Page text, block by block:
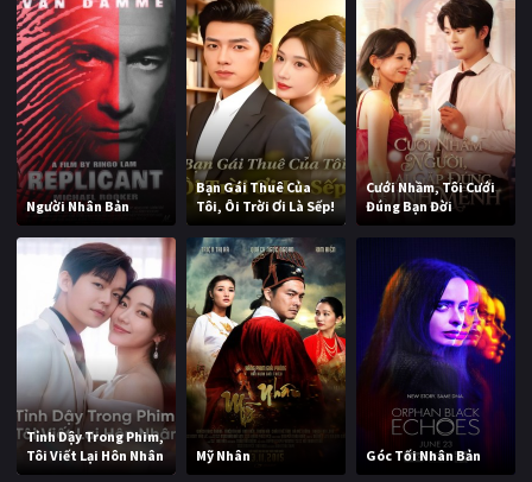
Người Nhân Bản
Bạn Gái Thuê Của
Tôi, Ôi Trời Ơi Là Sếp!
Cưới Nhầm, Tôi Cưới
Đúng Bạn Đời
Tỉnh Dậy Trong Phim,
Tôi Viết Lại Hôn Nhân
Mỹ Nhân Góc Tối Nhân Bản